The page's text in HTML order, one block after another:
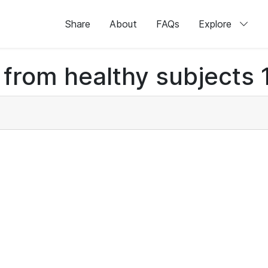
Share About FAQs Explore
healthy subjects